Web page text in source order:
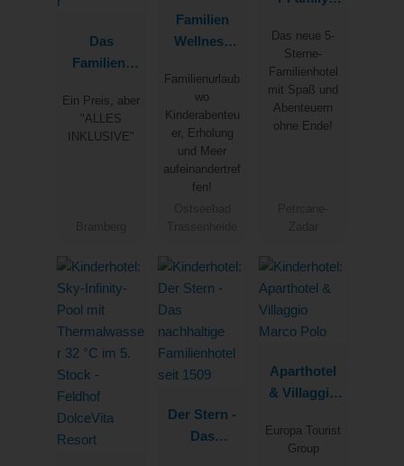
Das
Familien-
Wolkenstein
bär
Ein Preis, aber
"ALLES
INKLUSIVE"
Familien
Wellness
Seeklause
Familienurlaub
wo
Kinderabenteu
er, Erholung
und Meer
aufeinandertref
fen!
Diadora
Das neue 5-
Sterne-
Familienhotel
mit Spaß und
Abenteuern
ohne Ende!
Der Stern -
Das
Aparthotel
& Villaggio
Europa Tourist
Group